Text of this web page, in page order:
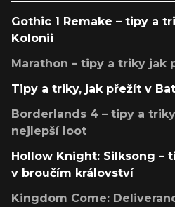
Gothic 1 Remake – tipy a
Kolonii
Marathon – tipy a triky jak
Tipy a triky, jak přežít v
Borderlands 4 – tipy a
nejlepší loot
Hollow Knight: Silksong –
v broučím království
Kingdom Come: